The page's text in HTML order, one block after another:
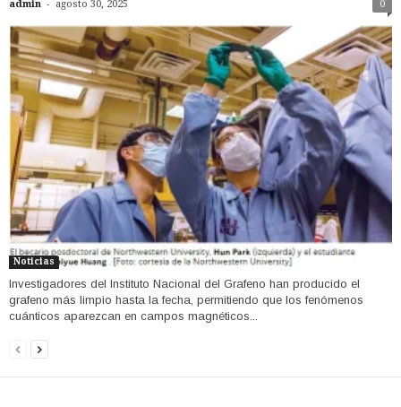
admin - agosto 30, 2025 0
Noticias
Investigadores del Instituto Nacional del Grafeno han producido el
grafeno más limpio hasta la fecha, permitiendo que los fenómenos
cuánticos aparezcan en campos magnéticos...